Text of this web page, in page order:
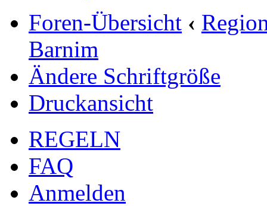
Foren-Übersicht ‹
Barnim
Ändere Schriftgröße
Druckansicht
REGELN
FAQ
Anmelden